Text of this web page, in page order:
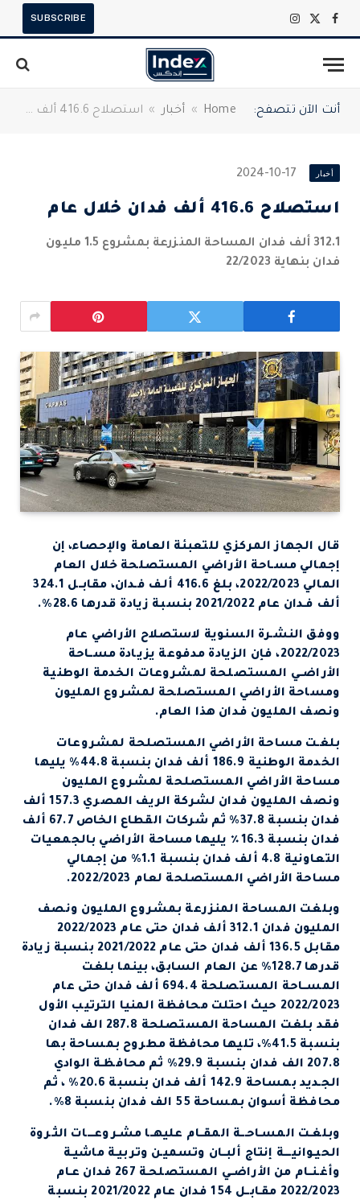
فيسبوك
X
الانستغرام
SUBSCRIBE
أنت الآن تتصفح: Home
» أخبار » استصلاح 416.6 ألف فدان خلال عام
أخبار 2024-10-17
استصلاح 416.6 ألف فدان خلال عام
312.1 ألف فدان المساحة المنزرعة بمشروع 1.5 مليون
فدان بنهاية 22/2023
قال الجهاز المركزي للتعبئة العامة والإحصاء، إن
إجمالي مسـاحة الأراضي المستصلحة خلال العام
المالي 2022/2023، بلغ 416.6 ألـف فـدان، مقابــل 324.1
ألف فـدان عام 2021/2022 بنسبة زيادة قدرها 28.6%.
ووفق النشـرة السنوية لاستصلاح الأراضي عام
2022/2023، فإن الزيادة مدفوعة يزيـادة مســاحة
الأراضــي المستصلحة لمشروعات الخدمة الوطنية
ومساحة الأراضي المستصلحة لمشروع المليون
ونصف المليون فدان هذا العام.
بلغـت مساحة الأراضي المستصلحة لمشروعات
الخدمة الوطنية 186.9 ألف فدان بنسبة 44.8% يليها
مساحة الأراضي المستصلحة لمشروع المليون
ونصف المليون فدان لشركة الريف المصري 157.3 ألف
فدان بنسبة 37.8% ثم شركات القطاع الخاص 67.7 ألف
فدان بنسبة 16.3٪ يليها مساحة الأراضي بالجمعيات
التعاونية 4.8 ألف فدان بنسبة 1.1% من إجمالي
مساحة الأراضي المستصلحة لعام 2022/2023.
وبلغت المساحة المنزرعة بمشروع المليون ونصف
المليون فدان 312.1 ألف فدان حتى عام 2022/2023
مقابل 136.5 ألف فدان حتى عام 2021/2022 بنسبة زيادة
قدرها 128.7% عن العام السابق، بينما بلغت
المســاحة المستصلحة 694.4 ألف فدان حتى عام
2022/2023 حيث احتلت محافظة المنيا الترتيب الأول
فقد بلغت المساحة المستصلحة 287.8 الف فدان
بنسبة 41.5%، تليها محافظة مطروح بمساحة بها
207.8 الف فدان بنسبة 29.9% ثم محافظـة الوادي
الجـديد بمساحة 142.9 ألف فدان بنسبة 20.6% ، ثم
محافظة أسوان بمساحة 55 الف فدان بنسبة 8%.
وبلغـت المسـاحـــة المقــام عليهــا مشـروعــــات الثـروة
الحيـوانيــــة إنتاج ألبــان وتسميـن وتربيـة ماشيـة
وأغـنــام من الأراضــي المستصلحـة 267 فدان عـام
2022/2023 مقـابــل 154 فدان عام 2021/2022 بنسبة